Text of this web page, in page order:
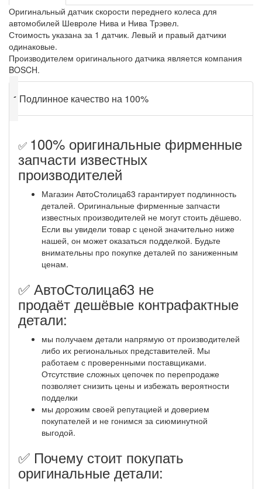
Оригинальный датчик скорости переднего колеса для
автомобилей Шевроле Нива и Нива Трэвел.
Стоимость указана за 1 датчик. Левый и правый датчики
одинаковые.
Производителем оригинального датчика является компания
BOSCH.
✔ Подлинное качество на 100%
✅ 100% оригинальные фирменные
запчасти известных
производителей
Магазин АвтоСтолица63 гарантирует подлинность
деталей. Оригинальные фирменные запчасти
известных производителей не могут стоить дёшево.
Если вы увидели товар с ценой значительно ниже
нашей, он может оказаться подделкой. Будьте
внимательны про покупке деталей по заниженным
ценам.
✅ АвтоСтолица63 не
продаёт дешёвые контрафактные
детали:
мы получаем детали напрямую от производителей
либо их региональных представителей. Мы
работаем с проверенными поставщиками.
Отсутствие сложных цепочек по перепродаже
позволяет снизить цены и избежать вероятности
подделки
мы дорожим своей репутацией и доверием
покупателей и не гонимся за сиюминутной
выгодой.
✅ Почему стоит покупать
оригинальные детали: